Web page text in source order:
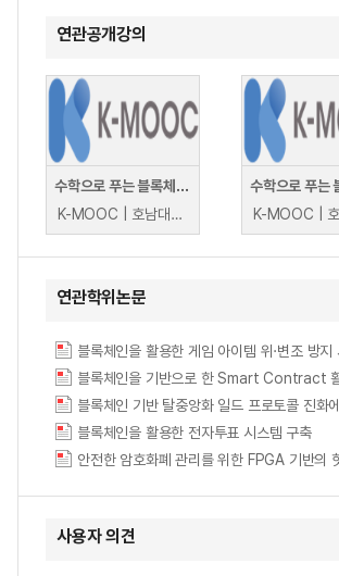
연관공개강의
수학으로 푸는 블록체인(Blockchain solved with mathematics)
K-MOOC | 호남대학교 백란, 임성배
연관학위논문
블록체인을 활용한 게임 아이템 위·변조
블록체인을 기반으로 한 Smart Contract
블록체인 기반 탈중앙화 일드 프로토콜 진화
블록체인을 활용한 전자투표 시스템 구축
안전한 암호화폐 관리를 위한 FPGA 기반의
사용자 의견